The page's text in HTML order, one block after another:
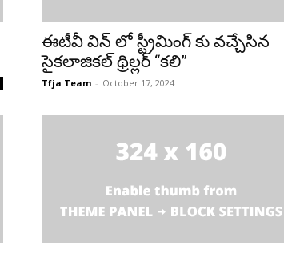
ఈటీవీ విన్ లో స్ట్రీమింగ్ కు వచ్చేసిన
సైకలాజికల్ థ్రిల్లర్ “కలి”
Tfja Team - October 17, 2024